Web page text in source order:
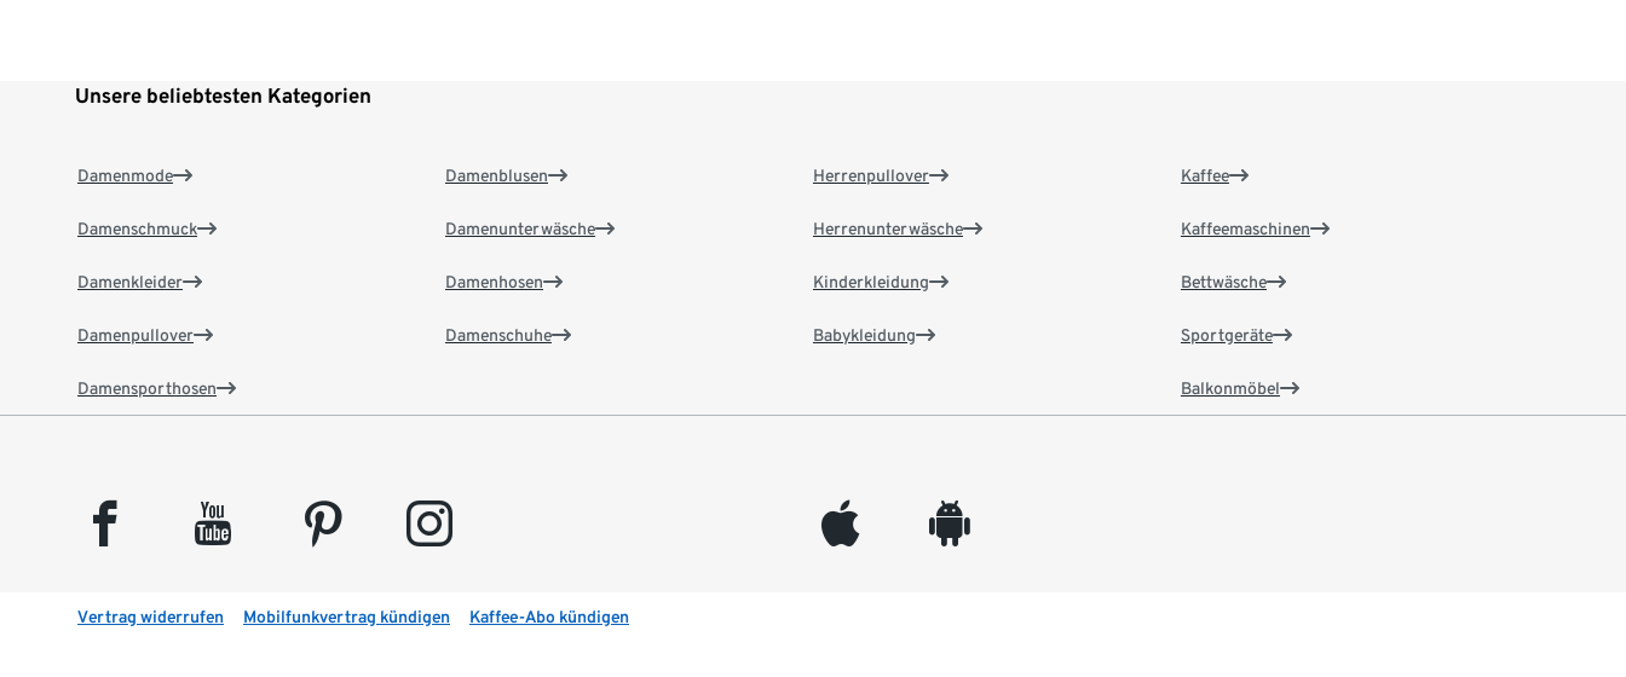
Unsere beliebtesten Kategorien
Damenmode
Damenschmuck
Damenkleider
Damenpullover
Damensporthosen
Damenblusen
Damenunterwäsche
Damenhosen
Damenschuhe
Herrenpullover
Herrenunterwäsche
Kinderkleidung
Babykleidung
Kaffee
Kaffeemaschinen
Bettwäsche
Sportgeräte
Balkonmöbel
facebook youtube pinterest instagram appleinc android
Vertrag widerrufen Mobilfunkvertrag kündigen Kaffee-Abo kündigen